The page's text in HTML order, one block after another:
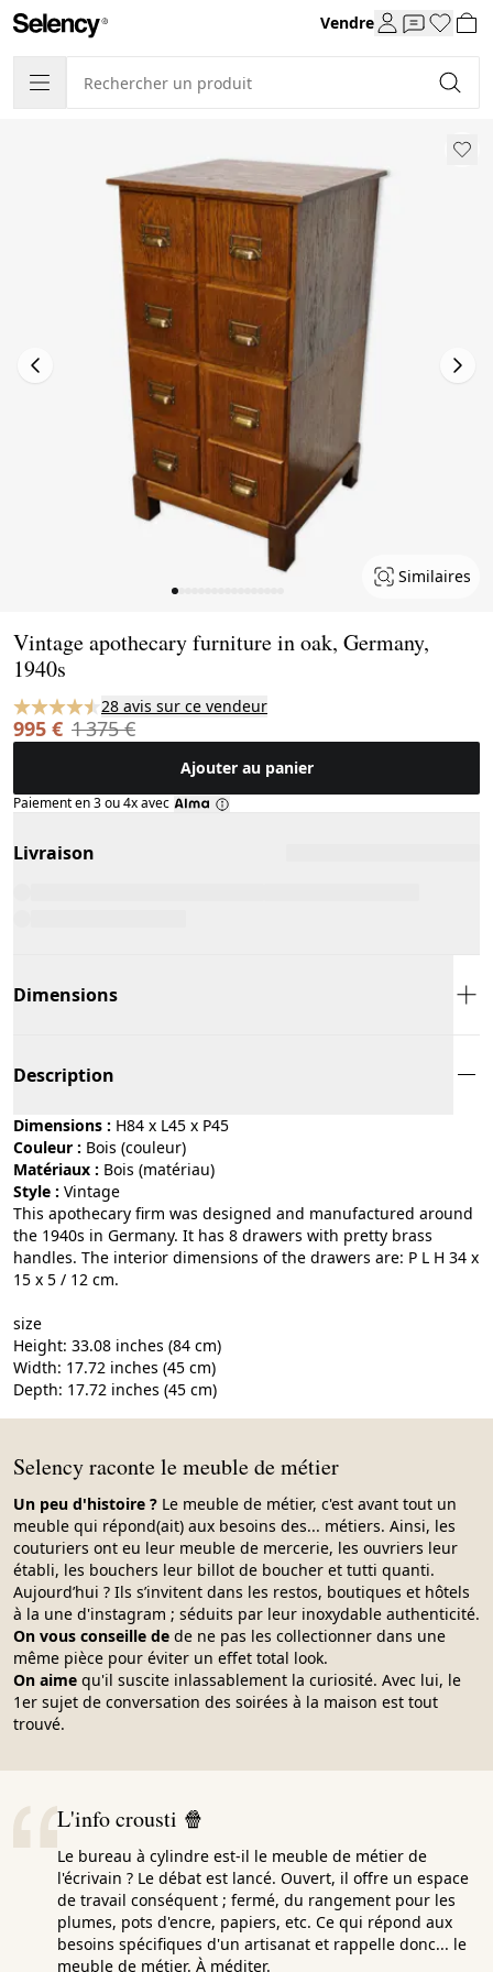
Vendre
Similaires
Vintage apothecary furniture in oak, Germany,
1940s
28 avis sur ce vendeur
995 € 1 375 €
Ajouter au panier
Paiement en 3 ou 4x avec
Livraison
Dimensions
Description
Dimensions : H84 x L45 x P45
Couleur :
bois (couleur)
Matériaux :
bois (matériau)
Style :
vintage
This apothecary firm was designed and manufactured around
the 1940s in Germany. It has 8 drawers with pretty brass
handles. The interior dimensions of the drawers are: P L H 34 x
15 x 5 / 12 cm.
size
Height: 33.08 inches (84 cm)
Width: 17.72 inches (45 cm)
Depth: 17.72 inches (45 cm)
Selency raconte le meuble de métier
Un peu d'histoire ? Le meuble de métier, c'est avant tout un
meuble qui répond(ait) aux besoins des... métiers. Ainsi, les
couturiers ont eu leur meuble de mercerie, les ouvriers leur
établi, les bouchers leur billot de boucher et tutti quanti.
Aujourd’hui ? Ils s’invitent dans les restos, boutiques et hôtels
à la une d'instagram ; séduits par leur inoxydable authenticité.
On vous conseille de de ne pas les collectionner dans une
même pièce pour éviter un effet total look.
On aime qu'il suscite inlassablement la curiosité. Avec lui, le
1er sujet de conversation des soirées à la maison est tout
trouvé.
L'info crousti 🍿
Le bureau à cylindre est-il le meuble de métier de
l'écrivain ? Le débat est lancé. Ouvert, il offre un espace
de travail conséquent ; fermé, du rangement pour les
plumes, pots d'encre, papiers, etc. Ce qui répond aux
besoins spécifiques d'un artisanat et rappelle donc... le
meuble de métier. À méditer.